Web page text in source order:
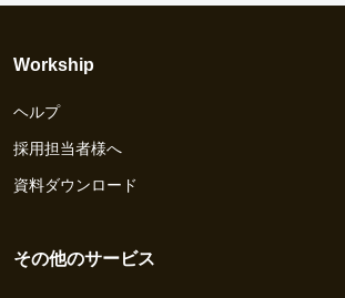
Workship
ヘルプ
採用担当者様へ
資料ダウンロード
その他のサービス